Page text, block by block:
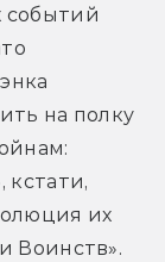
событий
на полку
кстати,
их
Воинств».